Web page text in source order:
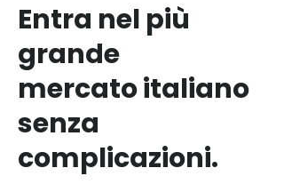
Entra nel più
grande
mercato italiano
senza
complicazioni.